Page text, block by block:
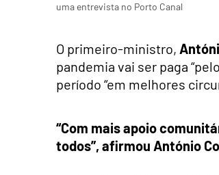
uma entrevista no Porto Canal
O primeiro-ministro,
pandemia vai ser paga
período “em melhores
“Com mais apoio
todos”, afirmou António